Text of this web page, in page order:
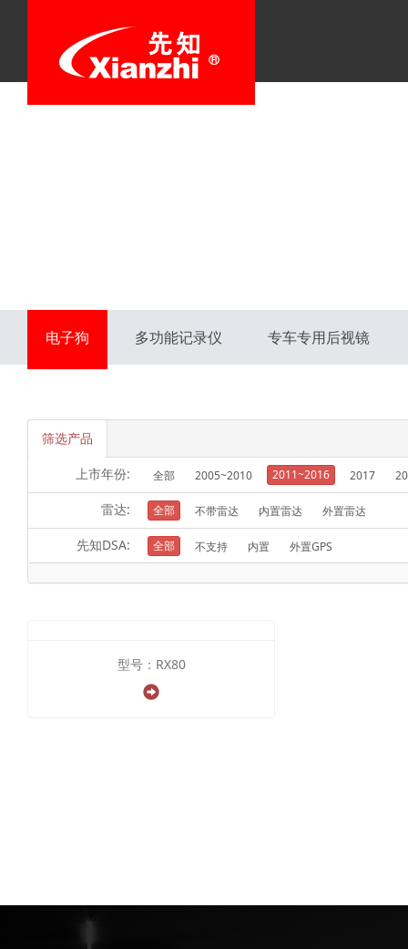
电子狗 多功能记录仪 专车专用后视镜
筛选产品
上市年份: 全部 2005~2010 2011~2016 2017
雷达: 全部 不带雷达 内置雷达 外置雷达
先知DSA: 全部 不支持 内置 外置GPS
型号：RX80